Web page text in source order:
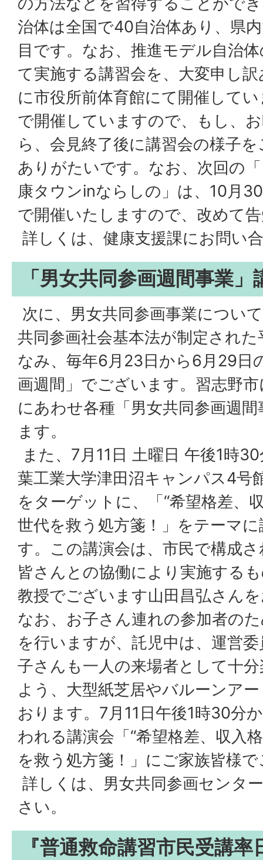
治体は全国で40自治体あり、県
目です。なお、推進モデル自治
て実施する講習会を、大変申し
に市役所前体育館にて開催して
で開催していますので、もし、
ら、会見終了後に講習会の様子
ありがたいです。なお、次回の
康タウンinならしの」は、10月
で開催いたしますので、改めて
詳しくは、健康支援課にお問い
「男女共同参画週間事業
次に、男女共同参画事業につい
共同参画社会基本法が制定され
なみ、毎年6月23日から6月29日
画週間」でございます。習志野
にあわせ各種「男女共同参画週
ます。
また、7月11日 土曜日 午後1時
葉工業大学津田沼キャンパス4号
をターゲットに、「“希望格差、
世代を救う処方箋！」をテーマ
す。この講演会は、市民で構成
皆さんとの協働により実施する
教授でございます山田昌弘さん
なお、お子さん連れの参加者の
を行いますが、託児中は、運営
子さんも一人の来場者として十
よう、大型紙芝居やバルーンア
おります。7月11日午後1時30分
われる講演会「“希望格差、収入
を救う処方箋！」にご家族皆様
詳しくは、男女共同参画センタ
さい。
『普通救命講習市民受講